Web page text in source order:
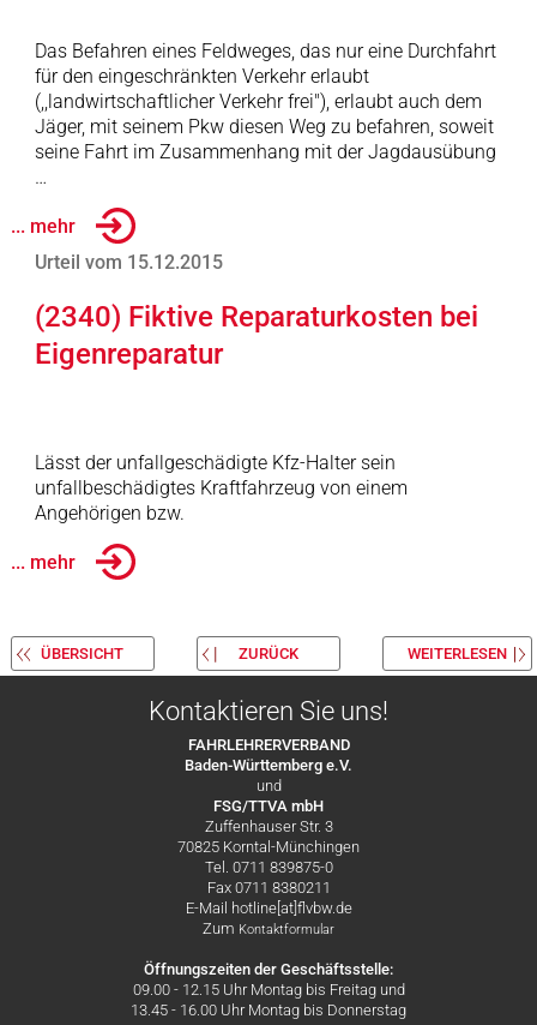
Das Befahren eines Feldweges, das nur eine Durchfahrt
für den eingeschränkten Verkehr erlaubt
(,,landwirtschaftlicher Verkehr frei"), erlaubt auch dem
Jäger, mit seinem Pkw diesen Weg zu befahren, soweit
seine Fahrt im Zusammenhang mit der Jagdausübung
…
... mehr
Urteil vom 15.12.2015
(2340) Fiktive Reparaturkosten bei
Eigenreparatur
Lässt der unfallgeschädigte Kfz-Halter sein
unfallbeschädigtes Kraftfahrzeug von einem
Angehörigen bzw.
... mehr
ÜBERSICHT ZURÜCK WEITERLESEN
Kontaktieren Sie uns!
FAHRLEHRERVERBAND
Baden-Württemberg e.V.
und
FSG/TTVA mbH
Zuffenhauser Str. 3
70825 Korntal-Münchingen
Tel. 0711 839875-0
Fax 0711 8380211
E-Mail hotline[at]flvbw.de
Zum Kontaktformular
Öffnungszeiten der Geschäftsstelle:
09.00 - 12.15 Uhr Montag bis Freitag und
13.45 - 16.00 Uhr Montag bis Donnerstag